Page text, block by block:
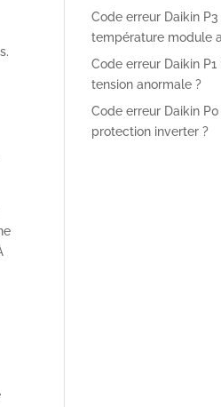
Code erreur Daikin
température module
Code erreur Daikin
tension anormale ?
Code erreur Daikin
protection inverter ?